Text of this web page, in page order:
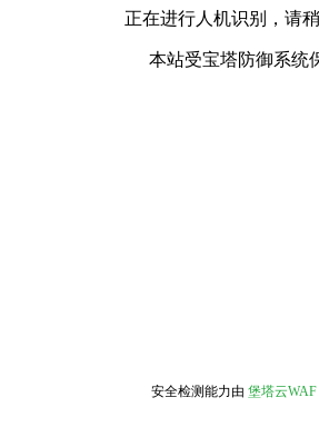
正在进行人机识别，请
本站受宝塔防御系统
安全检测能力由 堡塔云WAF